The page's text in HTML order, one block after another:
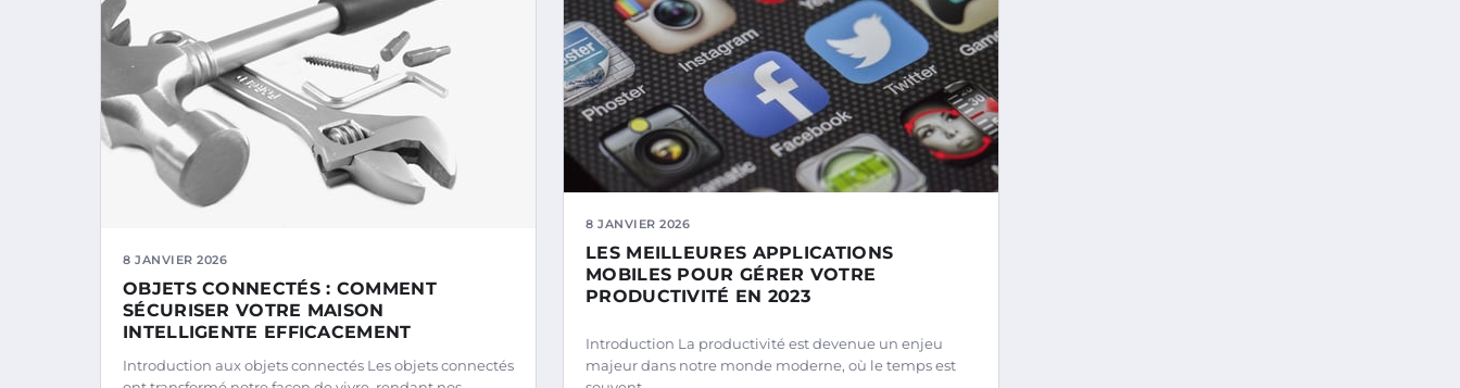
8 JANVIER 2026
OBJETS CONNECTÉS : COMMENT
SÉCURISER VOTRE MAISON
INTELLIGENTE EFFICACEMENT
Introduction aux objets connectés Les objets connectés
8 JANVIER 2026
LES MEILLEURES APPLICATIONS
MOBILES POUR GÉRER VOTRE
PRODUCTIVITÉ EN 2023
Introduction La productivité est devenue un enjeu
majeur dans notre monde moderne, où le temps est